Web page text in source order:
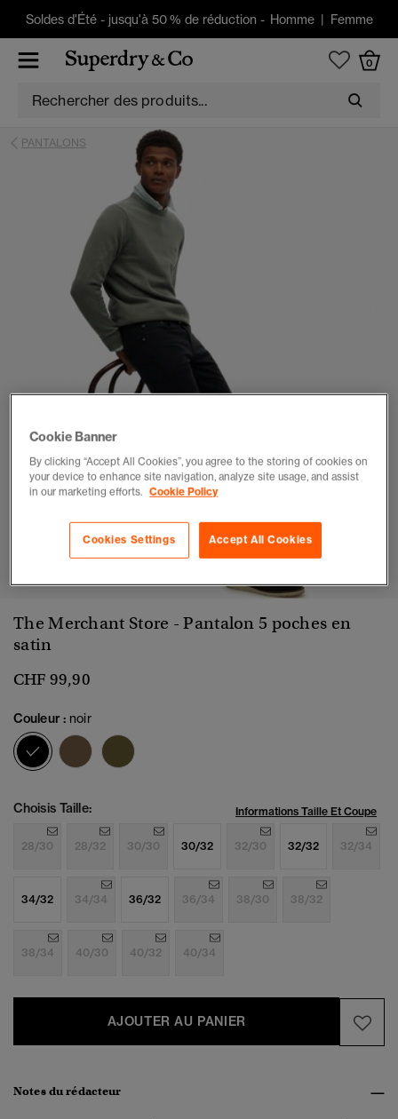
Soldes d'Été -jusqu'à 50 % de réduction - Homme| Femme
0
PANTALONS
2 3 4 6 7 8
The Merchant Store - Pantalon 5 poches en
satin
CHF 99,90
Couleur : noir
sélectionné
Choisis Taille: Informations Taille Et Coupe
28/30 28/32 30/30 30/32 32/30 32/32 32/34
34/32 34/34 36/32 36/34 38/30 38/32
38/34 40/30 40/32 40/34
AJOUTER AU PANIER
Notes du rédacteur
Cookie Banner
By clicking “Accept All Cookies”, you agree to the storing of cookies on
your device to enhance site navigation, analyze site usage, and assist
in our marketing efforts. Cookie Policy
Accept All Cookies
Cookies Settings